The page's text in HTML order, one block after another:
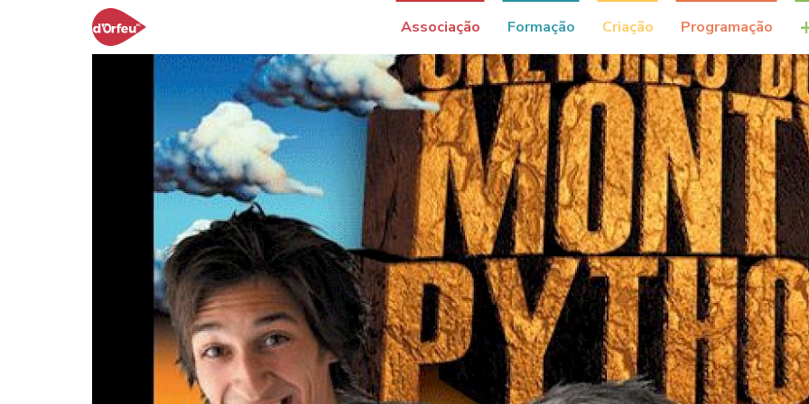
Associação Formação Criação Programação